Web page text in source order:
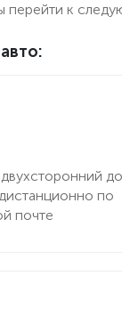
Ответим на
перейти к
по
почте